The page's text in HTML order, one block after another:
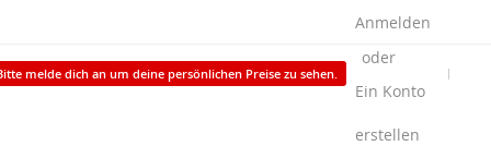
melde dich an um deine persönlichen Preise zu sehen.
Anmelden
Ein Konto
erstellen